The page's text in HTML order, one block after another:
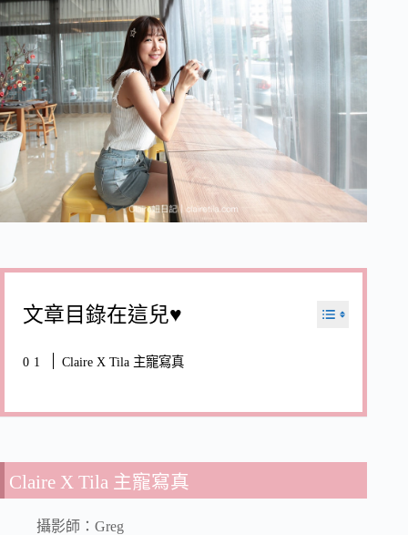
文章目錄在這兒♥
Claire X Tila 主寵寫真
Claire X Tila 主寵寫真
攝影師：Greg